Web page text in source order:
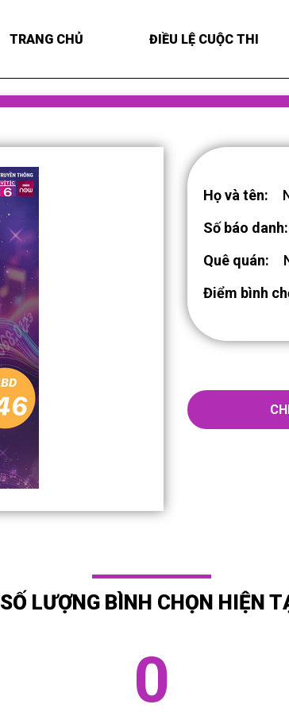
TRANG CHỦ ĐIỀU LỆ CUỘC THI
Họ và tên:
Số báo danh:
Quê quán:
Điểm bình
SỐ LƯỢNG BÌNH CHỌN HIỆN
0